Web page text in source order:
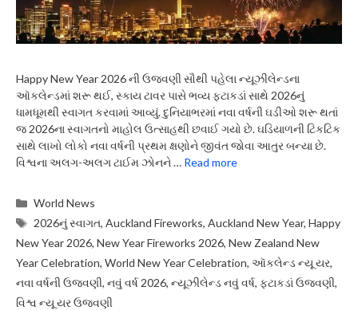
Happy New Year 2026 ની ઉજવણી સૌથી પહેલા ન્યૂઝીલેન્ડના
ઑકલેન્ડમાં શરૂ થઈ, સ્કાય ટાવર પાસે ભવ્ય ફટાકડાં સાથે 2026નું
ધામધૂમથી સ્વાગત કરવામાં આવ્યું. દુનિયાભરમાં નવા વર્ષની ઘડીઓ શરૂ થતાં
જ 2026ના સ્વાગતનો માહોલ ઉત્સાહથી છવાઈ ગયો છે. ઘડિયાળની ટિકટિક
સાથે લાખો લોકો નવા વર્ષની પ્રથમ ક્ષણોને જીવંત જોવા આતુર બન્યા છે.
વિશ્વના અલગ-અલગ ટાઈમ ઝોનને … Read more
Categories
World News
Tags
2026નું સ્વાગત,Auckland Fireworks,Auckland New Year,Happy
New Year 2026, New Year Fireworks 2026, New Zealand New
Year Celebration, World New Year Celebration, ઑકલેન્ડ ન્યૂ યર,
નવા વર્ષની ઉજવણી, નવું વર્ષ 2026, ન્યૂઝીલેન્ડ નવું વર્ષ, ફટાકડાં ઉજવણી,
વિશ્વ ન્યૂ યર ઉજવણી